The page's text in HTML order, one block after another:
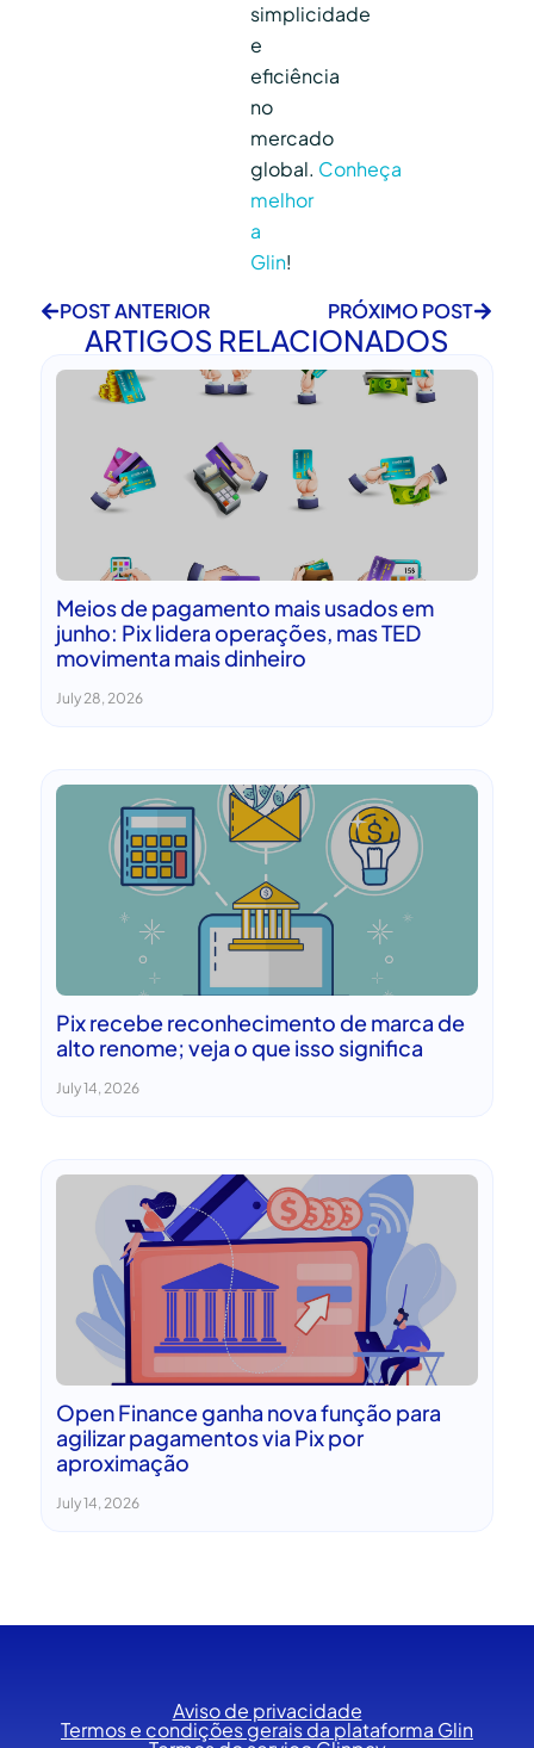
simplicidade
e
eficiência
no
mercado
global. Conheça
melhor
a
Glin!
POST ANTERIOR
PRÓXIMO POST
ARTIGOS RELACIONADOS
Meios de pagamento mais usados em
junho: Pix lidera operações, mas TED
movimenta mais dinheiro
July 28, 2026
Pix recebe reconhecimento de marca de
alto renome; veja o que isso significa
July 14, 2026
Open Finance ganha nova função para
agilizar pagamentos via Pix por
aproximação
July 14, 2026
Aviso de privacidade
Termos e condições gerais da plataforma Glin